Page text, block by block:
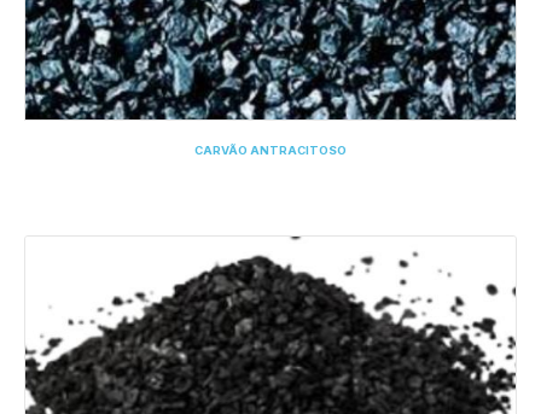
CARVÃO ANTRACITOSO